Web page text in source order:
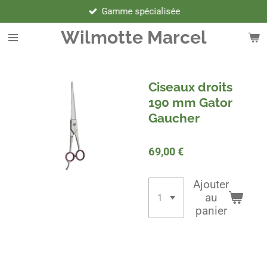
au
contenu
Wilmotte Marcel
Gamme spécialisée
Ciseaux droits
190 mm Gator
Gaucher
69,00 €
Ajouter
au
panier